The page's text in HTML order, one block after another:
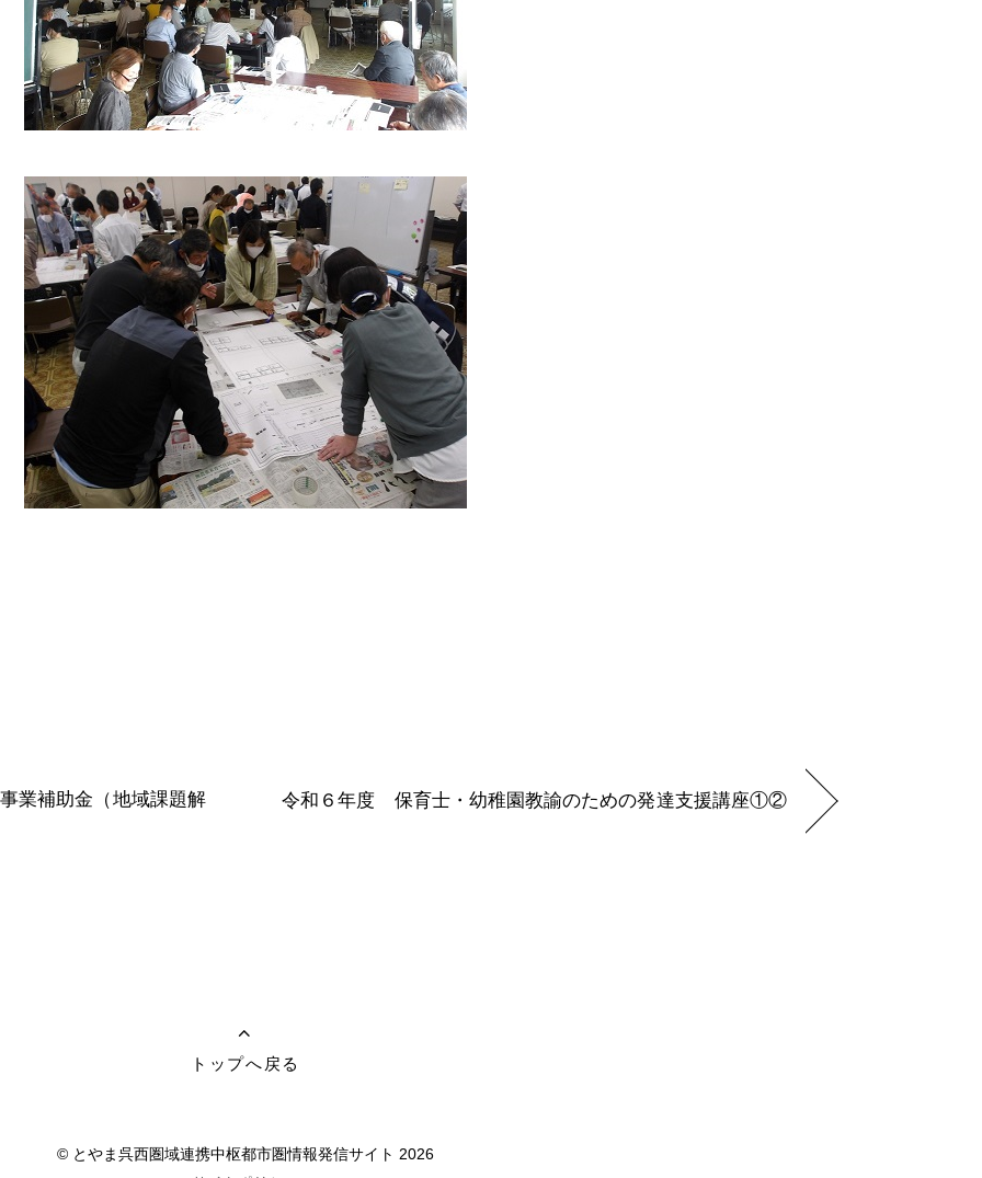
業補助金（地域課題解 令和６年度 保育士・幼稚園教諭のための発達支援講座①②
トップへ戻る
© とやま呉西圏域連携中枢都市圏情報発信サイト 2026